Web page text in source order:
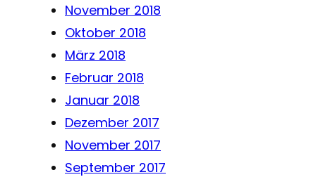
November 2018
Oktober 2018
März 2018
Februar 2018
Januar 2018
Dezember 2017
November 2017
September 2017